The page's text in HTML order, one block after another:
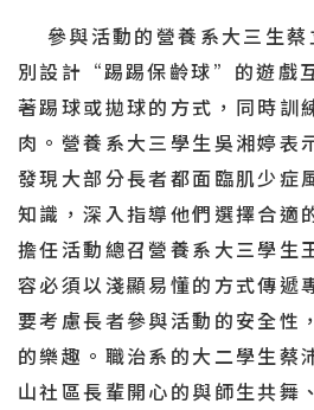
參與活動的營養系大三生蔡
別設計“踢踢保齡球”的遊戲
著踢球或拋球的方式，同時訓
肉。營養系大三學生吳湘婷表
發現大部分長者都面臨肌少症
知識，深入指導他們選擇合適
擔任活動總召營養系大三學生
容必須以淺顯易懂的方式傳遞
要考慮長者參與活動的安全性
的樂趣。職治系的大二學生蔡
山社區長輩開心的與師生共舞